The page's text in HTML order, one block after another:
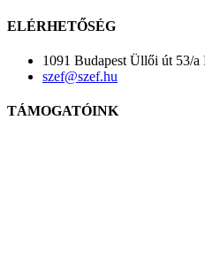
ELÉRHETŐSÉG
1091 Budapest Üllői út 53/a
szef@szef.hu
TÁMOGATÓINK